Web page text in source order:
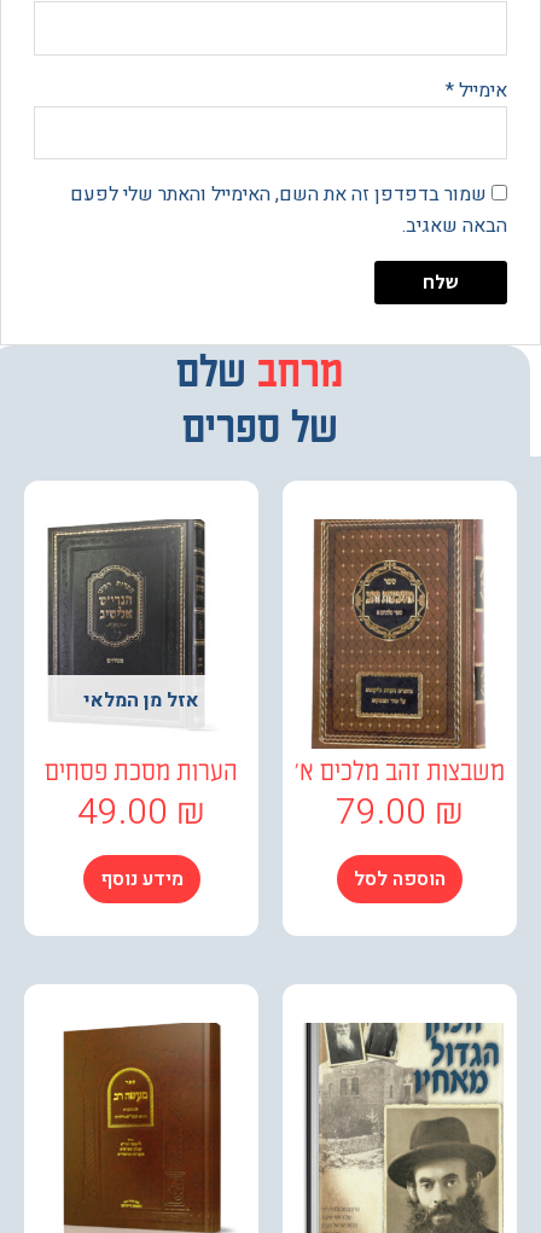
בדפדפן זה את השם, האימייל והאתר שלי לפעם
שאגיב.
מרחב
מבחר
שלם
של ספרים
זהב מלכים א'
79.00
הוספה לסל
אזל מן המלאי
הערות מסכת פסחים
49.00
מידע נוסף